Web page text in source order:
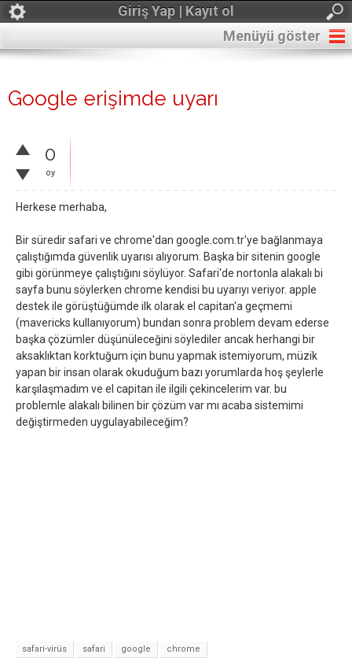
Giriş Yap | Kayıt ol
Menüyü göster
Google erişimde uyarı
0
oy
Herkese merhaba,
Bir süredir safari ve chrome'dan google.com.tr'ye bağlanmaya
çalıştığımda güvenlik uyarısı alıyorum. Başka bir sitenin google
gibi görünmeye çalıştığını söylüyor. Safari'de nortonla alakalı bi
sayfa bunu söylerken chrome kendisi bu uyarıyı veriyor. apple
destek ile görüştüğümde ilk olarak el capitan'a geçmemi
(mavericks kullanıyorum) bundan sonra problem devam ederse
başka çözümler düşünüleceğini söylediler ancak herhangi bir
aksaklıktan korktuğum için bunu yapmak istemiyorum, müzik
yapan bir insan olarak okuduğum bazı yorumlarda hoş şeylerle
karşılaşmadım ve el capitan ile ilgili çekincelerim var. bu
problemle alakalı bilinen bir çözüm var mı acaba sistemimi
değiştirmeden uygulayabileceğim?
safari-virüs safari google chrome